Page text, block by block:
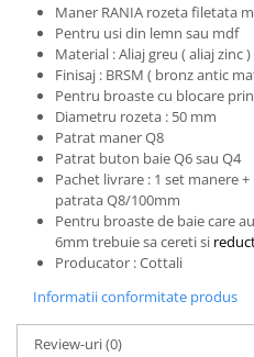
Maner RANIA rozeta filetata
Pentru usi din lemn sau mdf
Material : Aliaj greu ( aliaj zinc )
Finisaj : BRSM ( bronz antic
Pentru broastecu blocare
Diametru rozeta : 50 mm
Patrat maner Q8
Patrat buton baie Q6 sau Q4
Pachet livrare : 1 set manere
patrata Q8/100mm
Pentru broaste de baie care
6mm trebuie sa cereti si
Producator : Cottali
Informatii conformitate produs
Review-uri(0)